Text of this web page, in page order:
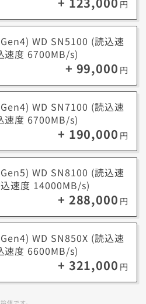
円
WD SN5100 (読込速
速度 6700MB/s)
+ 99,000 円
WD SN7100 (読込速
速度 6700MB/s)
+ 190,000 円
WD SN8100 (読込速
速度 14000MB/s)
+ 288,000 円
WD SN850X (読込速
速度 6600MB/s)
+ 321,000 円